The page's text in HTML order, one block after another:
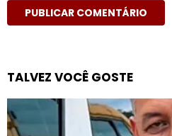
TALVEZ VOCÊ GOSTE